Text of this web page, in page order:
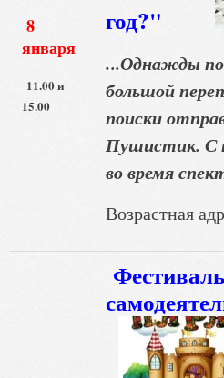
8
января
11.00 и
15.00
год?"
...Однажды
большой
поиски
Пушистик. С
во время
Возрастная